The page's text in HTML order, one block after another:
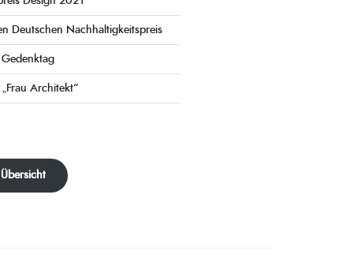
Deutschen Nachhaltigkeitspreis
Gedenktag
Architekt“